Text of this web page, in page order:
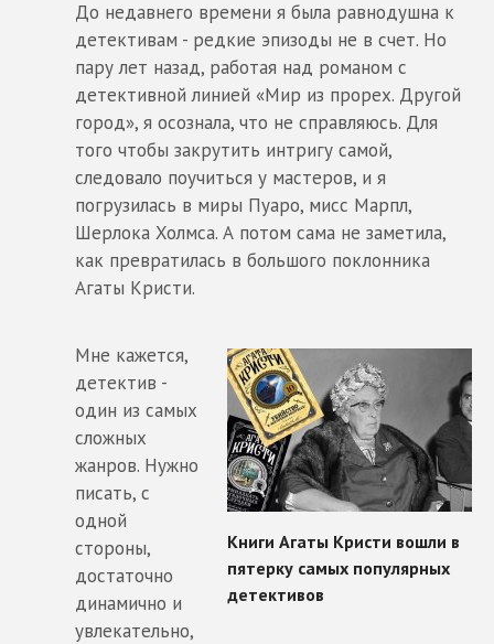
До недавнего времени я была равнодушна к
детективам - редкие эпизоды не в счет. Но
пару лет назад, работая над романом с
детективной линией «Мир из прорех. Другой
город», я осознала, что не справляюсь. Для
того чтобы закрутить интригу самой,
следовало поучиться у мастеров, и я
погрузилась в миры Пуаро, мисс Марпл,
Шерлока Холмса. А потом сама не заметила,
как превратилась в большого поклонника
Агаты Кристи.
Мне кажется,
детектив -
один из самых
сложных
жанров. Нужно
писать, с
одной
стороны,
достаточно
динамично и
увлекательно,